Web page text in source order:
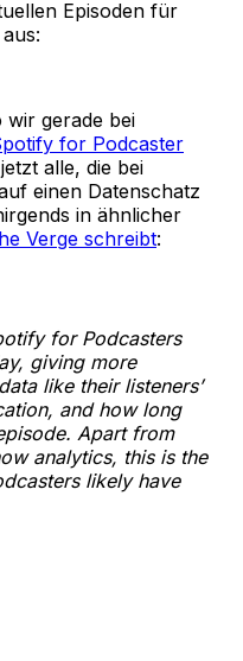
Episoden für
wir gerade bei
for Podcaster
alle, die bei
einen Datenschatz
in ähnlicher
Verge schreibt:
for Podcasters
giving more
like their listeners’
and how long
Apart from
analytics, this is the
likely have